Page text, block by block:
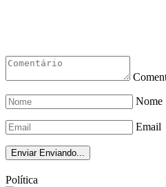
Nome
Email
Enviar Enviando...
Política